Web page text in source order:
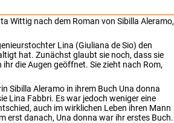
Wittig nach dem Roman von Sibilla Aleramo,
Lina (Giuliana de Sio) den
hat. Zunächst glaubt sie noch, dass sie
die Augen geöffnet. Sie zieht nach Rom,
Sibilla Aleramo in ihrem Buch Una donna
Lina Fabbri. Es war jedoch weniger eine
auch im wirklichen Leben ihren Mann
erst danach, Una donna war ihr erstes Buch.